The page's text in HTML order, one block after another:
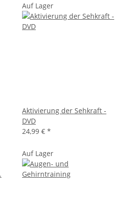
Auf Lager
Aktivierung der Sehkraft -
DVD
24,99 € *
Auf Lager